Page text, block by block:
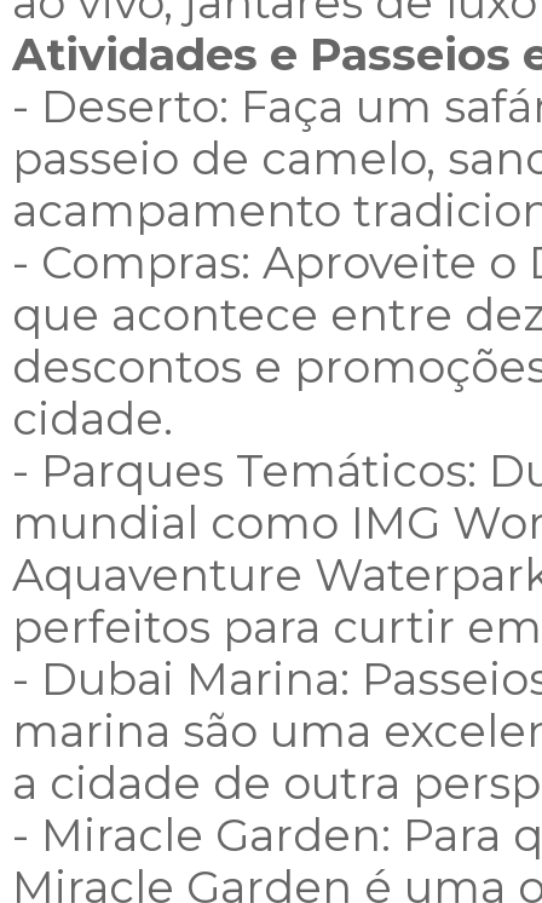
Atividades e Passeios
- Deserto: Faça um
passeio de camelo,
acampamento
- Compras: Aproveite
que acontece entre
descontos e
cidade.
- Parques Temáticos:
mundial como IMG
Aquaventure
perfeitos para curtir
- Dubai Marina:
marina são uma
a cidade de outra
- Miracle Garden: Para
Miracle Garden é uma